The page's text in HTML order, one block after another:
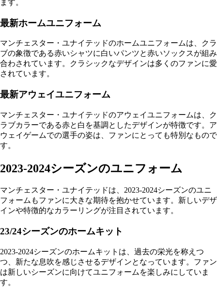
ます。
最新ホームユニフォーム
マンチェスター・ユナイテッドのホームユニフォームは、クラ
ブの象徴である赤いシャツに白いパンツと赤いソックスが組み
合わされています。クラシックなデザインは多くのファンに愛
されています。
最新アウェイユニフォーム
マンチェスター・ユナイテッドのアウェイユニフォームは、ク
ラブカラーである赤と白を基調としたデザインが特徴です。ア
ウェイゲームでの選手の姿は、ファンにとっても特別なもので
す。
2023-2024シーズンのユニフォーム
マンチェスター・ユナイテッドは、2023-2024シーズンのユニ
フォームもファンに大きな期待を抱かせています。新しいデザ
インや特徴的なカラーリングが注目されています。
23/24シーズンのホームキット
2023-2024シーズンのホームキットは、過去の栄光を称えつ
つ、新たな息吹を感じさせるデザインとなっています。ファン
は新しいシーズンに向けてユニフォームを楽しみにしていま
す。